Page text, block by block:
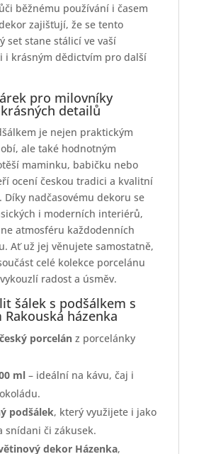
běžnému používání i časem
zajišťují, že se tento
set stane stálicí ve vaší
i krásným dědictvím pro další
pro milovníky
detailů
je nejen praktickým
ale také hodnotným
maminku, babičku nebo
ocení českou tradici a kvalitní
Díky nadčasovému dekoru se
i moderních interiérů,
atmosféru každodenních
Ať už jej věnujete samostatně,
celé kolekce porcelánu
radost a úsměv.
šálek s podšálkem s
házenka
porcelánz porcelánky
ml– ideální na kávu, čaj i
podšálek, který využijete i jako
snídani či zákusek.
dekor Házenka,